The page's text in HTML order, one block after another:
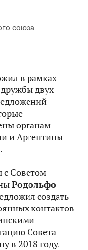
союза
в рамках
двух
органам
и Аргентины
с Советом
Родольфо
создать
контактов
Совета
в 2018 году.